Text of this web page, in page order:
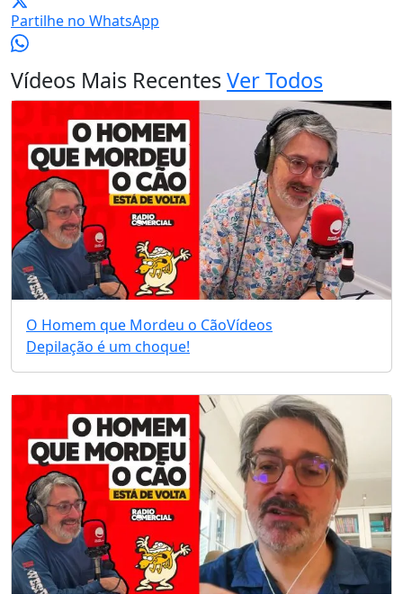
Partilhe no WhatsApp
Vídeos Mais RecentesVer Todos
O Homem que Mordeu o CãoVídeos
Depilação é um choque!